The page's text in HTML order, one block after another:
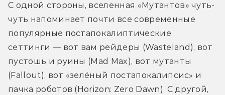
С одной стороны, вселенная «Мутантов» чуть-
чуть напоминает почти все современные
популярные постапокалиптические
сеттинги — вот вам рейдеры (Wasteland), вот
пустошь и руины (Mad Max), вот мутанты
(Fallout), вот «зелёный постапокалипсис» и
пачка роботов (Horizon: Zero Dawn). С другой,